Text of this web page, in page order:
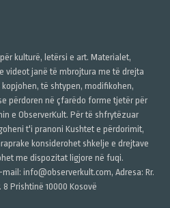
kulturë, letërsi e art. Materialet,
videot janë të mbrojtura me të drejta
të shtypen, modifikohen,
përdoren në çfarëdo forme tjetër për
e ObserverKult. Për të shfrytëzuar
t'i pranoni Kushtet e përdorimit,
konsiderohet shkelje e drejtave
me dispozitat ligjore në fuqi.
mail: info@observerkult.com, Adresa: Rr.
8 Prishtinë 10000 Kosovë